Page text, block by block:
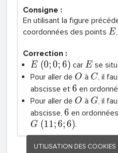
Consigne :
En utilisant la figure
coordonnées des points E,
Correction :
E (0;0; 6) car Ese
Pour aller de O à C, il
abscisse et 6 en
Pour aller de O à G, il
abscisse, 6 en
G (11;6; 6).
UTILISATION DES COOKIES